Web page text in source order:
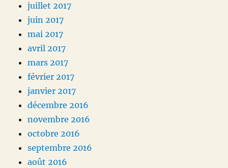
juillet 2017
juin 2017
mai 2017
avril 2017
mars 2017
février 2017
janvier 2017
décembre 2016
novembre 2016
octobre 2016
septembre 2016
août 2016